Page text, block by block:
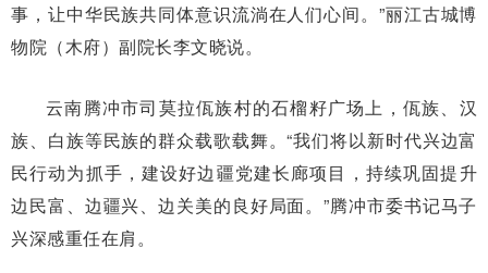
事，让中华民族共同体意识流淌在人们心间。”丽江古城博
物院（木府）副院长李文晓说。
云南腾冲市司莫拉佤族村的石榴籽广场上，佤族、汉
族、白族等民族的群众载歌载舞。“我们将以新时代兴边富
民行动为抓手，建设好边疆党建长廊项目，持续巩固提升
边民富、边疆兴、边关美的良好局面。”腾冲市委书记马子
兴深感重任在肩。